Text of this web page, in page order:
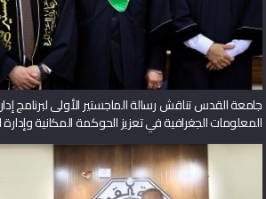
جامعة القدس تناقش رسالة الماجستير الأولى لبرنامج
المعلومات الجغرافية في تعزيز الحوكمة المكانية وإدارة